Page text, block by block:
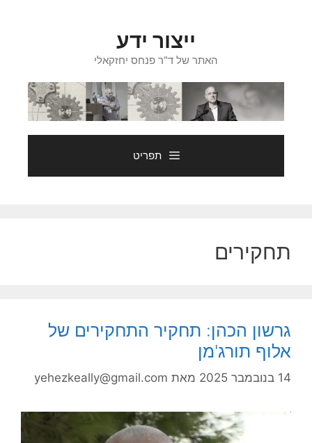
ייצור ידע
האתר של ד"ר פנחס יחזקאלי
תפריט
תחקירים
גרשון הכהן: תחקיר התחקירים של
אלוף תורג'מן
14 בנובמבר 2025 מאת yehezkeally@gmail.com